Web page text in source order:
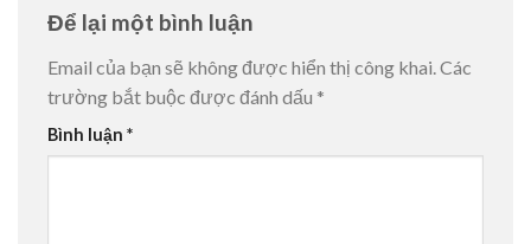
Để lại một bình luận
Email của bạn sẽ không được hiển thị công khai.Các
trường bắt buộc được đánh dấu *
Bình luận *